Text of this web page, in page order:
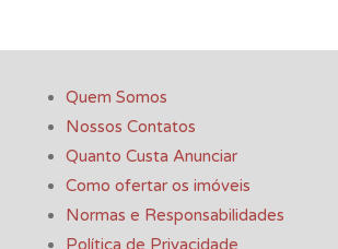
Quem Somos
Nossos Contatos
Quanto Custa Anunciar
Como ofertar os imóveis
Normas e Responsabilidades
Política de Privacidade